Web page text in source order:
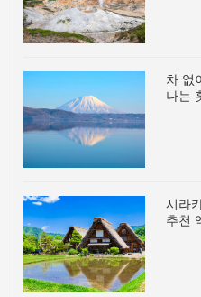
차 없
나는
시라
추천